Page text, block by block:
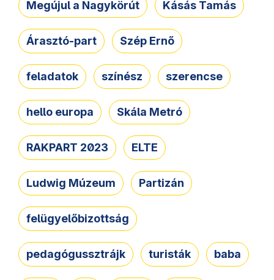
Megújul a Nagykörút Kásás Tamás
Árasztó-part Szép Ernő
feladatok színész szerencse
hello europa Skála Metró
RAKPART 2023 ELTE
Ludwig Múzeum Partizán
felügyelőbizottság
pedagógussztrájk turisták baba